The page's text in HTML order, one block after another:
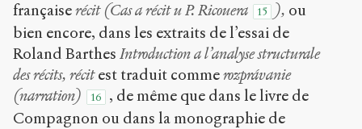
françaiserécit (Cas a récit u P. Ricouera 15 ), ou
bien encore, dans les extraits de l’essai de
Roland Barthes Introduction a l’analyse structurale
des récits, récitest traduit commerozprávanie
(narration)
16
, de même que dans le livre de
Compagnon ou dans la monographie de